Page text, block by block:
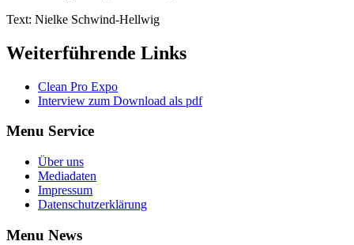
Text: Nielke Schwind-Hellwig
Weiterführende Links
Clean Pro Expo
Interview zum Download als pdf
Menu Service
Über uns
Mediadaten
Impressum
Datenschutzerklärung
Menu News